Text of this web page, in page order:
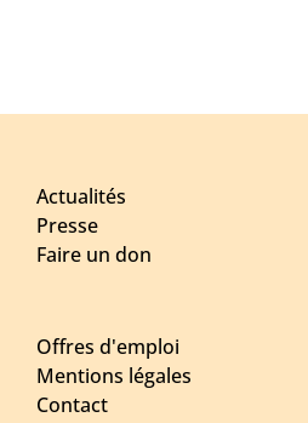
Actualités
Presse
Faire un don
Offres d'emploi
Mentions légales
Contact